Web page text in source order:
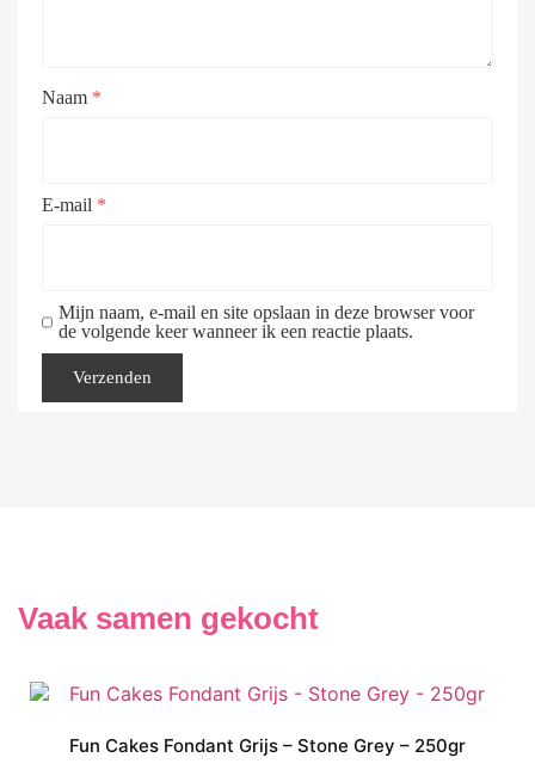
Naam *
E-mail *
Mijn naam, e-mail en site opslaan in deze browser voor
de volgende keer wanneer ik een reactie plaats.
Vaak samen gekocht
Fun Cakes Fondant Grijs – Stone Grey – 250gr